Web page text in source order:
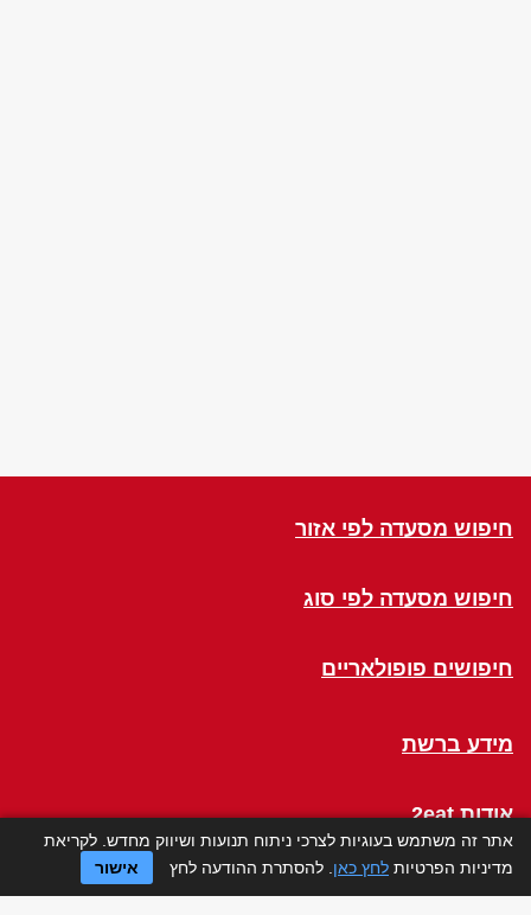
חיפוש מסעדה לפי אזור
חיפוש מסעדה לפי סוג
חיפושים פופולאריים
מידע ברשת
אודות 2eat
Click a Table
אתר זה משתמש בעוגיות לצרכי ניתוח תנועות ושיווק מחדש. לקריאת
מדיניות הפרטיות לחץ כאן . להסתרת ההודעה לחץ אישור